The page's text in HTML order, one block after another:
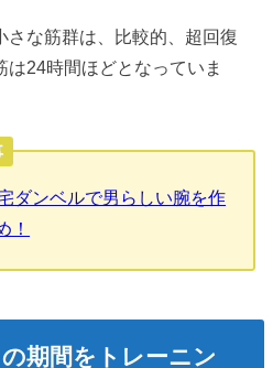
さな筋群は、比較的、超回復
24時間ほどとなっていま
ダンベルで男らしい腕を作
！
期間をトレーニン